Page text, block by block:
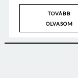
TOVÁBB
OLVASOM